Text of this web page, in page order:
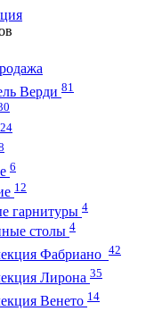
Верди 81
24
6
12
гарнитуры 4
столы 4
Фабриано 42
Лирона 35
Венето 14